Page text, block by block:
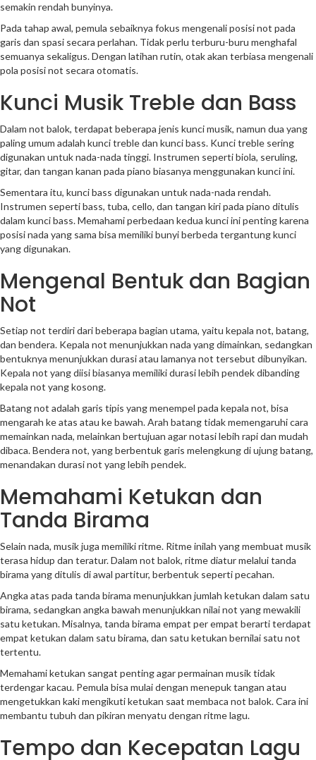
semakin rendah bunyinya.
Pada tahap awal, pemula sebaiknya fokus mengenali posisi not pada
garis dan spasi secara perlahan. Tidak perlu terburu-buru menghafal
semuanya sekaligus. Dengan latihan rutin, otak akan terbiasa mengenali
pola posisi not secara otomatis.
Kunci Musik Treble dan Bass
Dalam not balok, terdapat beberapa jenis kunci musik, namun dua yang
paling umum adalah kunci treble dan kunci bass. Kunci treble sering
digunakan untuk nada-nada tinggi. Instrumen seperti biola, seruling,
gitar, dan tangan kanan pada piano biasanya menggunakan kunci ini.
Sementara itu, kunci bass digunakan untuk nada-nada rendah.
Instrumen seperti bass, tuba, cello, dan tangan kiri pada piano ditulis
dalam kunci bass. Memahami perbedaan kedua kunci ini penting karena
posisi nada yang sama bisa memiliki bunyi berbeda tergantung kunci
yang digunakan.
Mengenal Bentuk dan Bagian
Not
Setiap not terdiri dari beberapa bagian utama, yaitu kepala not, batang,
dan bendera. Kepala not menunjukkan nada yang dimainkan, sedangkan
bentuknya menunjukkan durasi atau lamanya not tersebut dibunyikan.
Kepala not yang diisi biasanya memiliki durasi lebih pendek dibanding
kepala not yang kosong.
Batang not adalah garis tipis yang menempel pada kepala not, bisa
mengarah ke atas atau ke bawah. Arah batang tidak memengaruhi cara
memainkan nada, melainkan bertujuan agar notasi lebih rapi dan mudah
dibaca. Bendera not, yang berbentuk garis melengkung di ujung batang,
menandakan durasi not yang lebih pendek.
Memahami Ketukan dan
Tanda Birama
Selain nada, musik juga memiliki ritme. Ritme inilah yang membuat musik
terasa hidup dan teratur. Dalam not balok, ritme diatur melalui tanda
birama yang ditulis di awal partitur, berbentuk seperti pecahan.
Angka atas pada tanda birama menunjukkan jumlah ketukan dalam satu
birama, sedangkan angka bawah menunjukkan nilai not yang mewakili
satu ketukan. Misalnya, tanda birama empat per empat berarti terdapat
empat ketukan dalam satu birama, dan satu ketukan bernilai satu not
tertentu.
Memahami ketukan sangat penting agar permainan musik tidak
terdengar kacau. Pemula bisa mulai dengan menepuk tangan atau
mengetukkan kaki mengikuti ketukan saat membaca not balok. Cara ini
membantu tubuh dan pikiran menyatu dengan ritme lagu.
Tempo dan Kecepatan Lagu